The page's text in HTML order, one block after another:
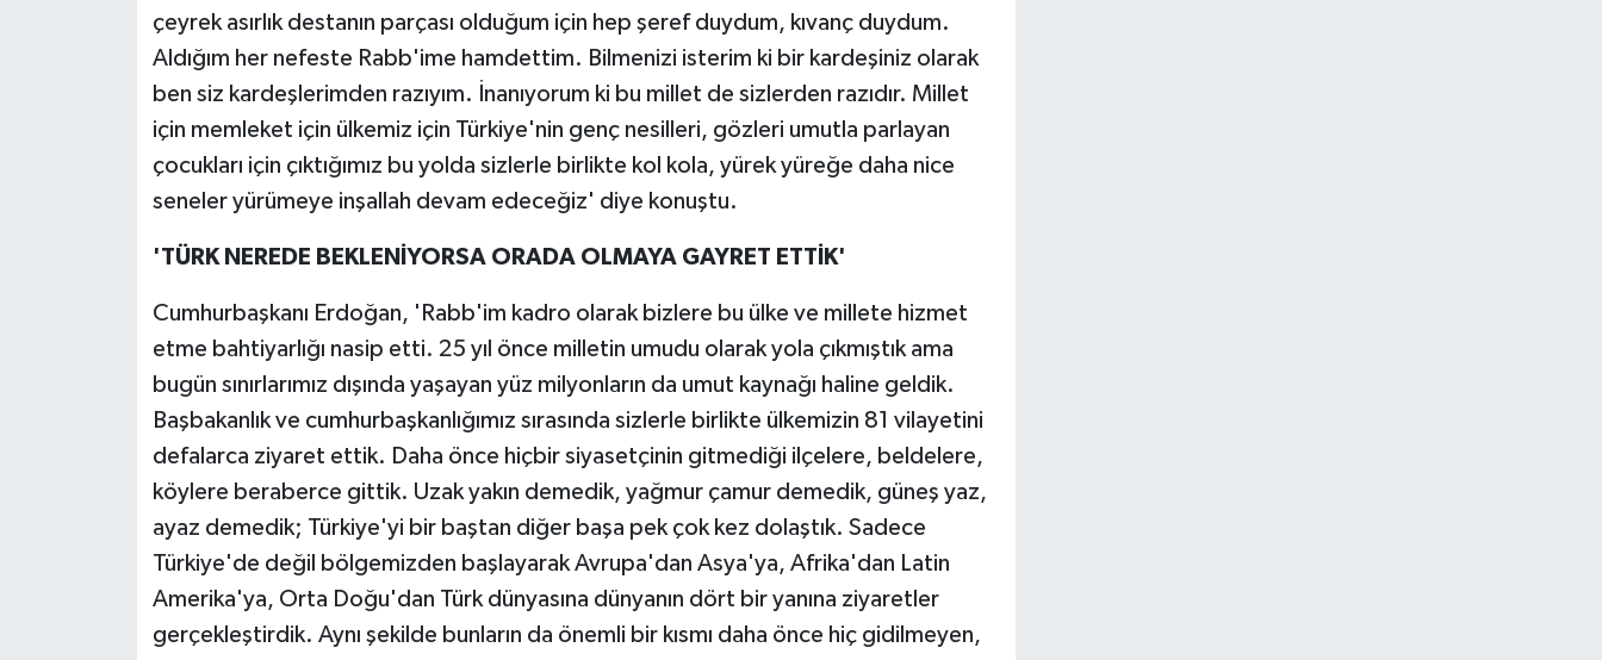
çeyrek asırlık destanın parçası olduğum için hep şeref duydum, kıvanç duydum.
Aldığım her nefeste Rabb'ime hamdettim. Bilmenizi isterim ki bir kardeşiniz olarak
ben siz kardeşlerimden razıyım. İnanıyorum ki bu millet de sizlerden razıdır. Millet
için memleket için ülkemiz için Türkiye'nin genç nesilleri, gözleri umutla parlayan
çocukları için çıktığımız bu yolda sizlerle birlikte kol kola, yürek yüreğe daha nice
seneler yürümeye inşallah devam edeceğiz' diye konuştu.
'TÜRK NEREDE BEKLENİYORSA ORADA OLMAYA GAYRET ETTİK'
Cumhurbaşkanı Erdoğan, 'Rabb'im kadro olarak bizlere bu ülke ve millete hizmet
etme bahtiyarlığı nasip etti. 25 yıl önce milletin umudu olarak yola çıkmıştık ama
bugün sınırlarımız dışında yaşayan yüz milyonların da umut kaynağı haline geldik.
Başbakanlık ve cumhurbaşkanlığımız sırasında sizlerle birlikte ülkemizin 81 vilayetini
defalarca ziyaret ettik. Daha önce hiçbir siyasetçinin gitmediği ilçelere, beldelere,
köylere beraberce gittik. Uzak yakın demedik, yağmur çamur demedik, güneş yaz,
ayaz demedik; Türkiye'yi bir baştan diğer başa pek çok kez dolaştık. Sadece
Türkiye'de değil bölgemizden başlayarak Avrupa'dan Asya'ya, Afrika'dan Latin
Amerika'ya, Orta Doğu'dan Türk dünyasına dünyanın dört bir yanına ziyaretler
gerçekleştirdik. Aynı şekilde bunların da önemli bir kısmı daha önce hiç gidilmeyen,